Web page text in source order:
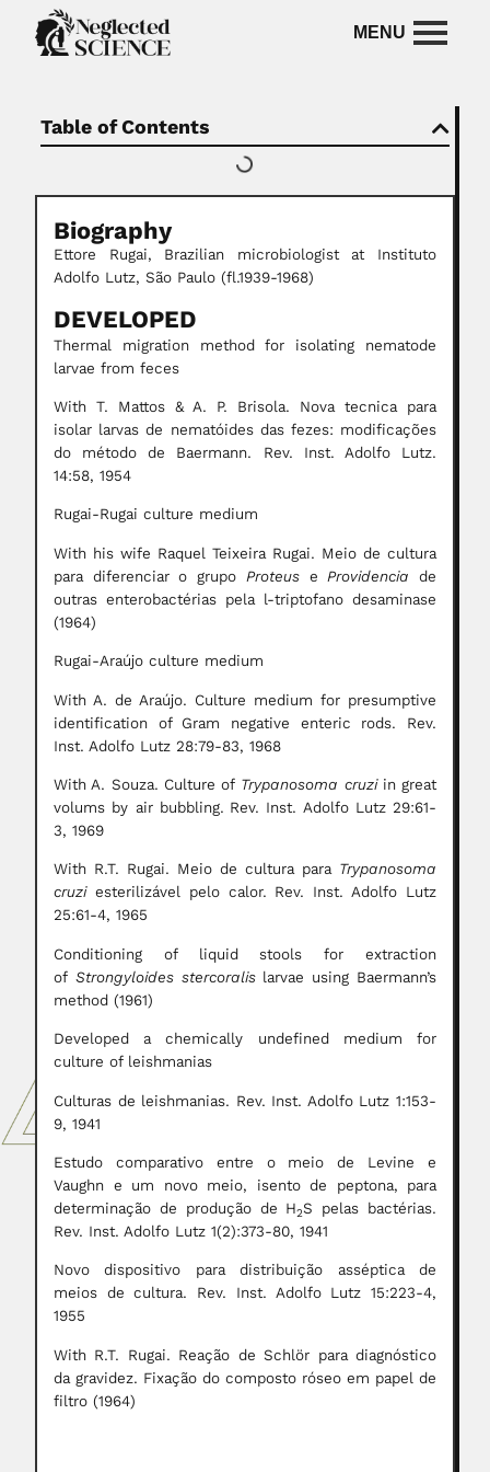
Table of Contents
Biography
Ettore Rugai, Brazilian microbiologist at Instituto
Adolfo Lutz, São Paulo (fl.1939-1968)
DEVELOPED
Thermal migration method for isolating nematode
larvae from feces
With T. Mattos & A. P. Brisola. Nova tecnica para
isolar larvas de nematóides das fezes: modificações
do método de Baermann. Rev. Inst. Adolfo Lutz.
14:58, 1954
Rugai-Rugai culture medium
With his wife Raquel Teixeira Rugai. Meio de cultura
para diferenciar o grupo ProteuseProvidencia de
outras enterobactérias pela l-triptofano desaminase
(1964)
Rugai-Araújo culture medium
With A. de Araújo. Culture medium for presumptive
identification of Gram negative enteric rods. Rev.
Inst. Adolfo Lutz 28:79-83, 1968
With A. Souza. Culture of Trypanosoma cruziin great
volums by air bubbling. Rev. Inst. Adolfo Lutz 29:61-
3, 1969
With R.T. Rugai. Meio de cultura para Trypanosoma
cruziesterilizável pelo calor. Rev. Inst. Adolfo Lutz
25:61-4, 1965
Conditioning of liquid stools for extraction
of Strongyloides stercoralislarvae using Baermann’s
method (1961)
Developed a chemically undefined medium for
culture of leishmanias
Culturas de leishmanias. Rev. Inst. Adolfo Lutz 1:153-
9, 1941
Estudo comparativo entre o meio de Levine e
Vaughn e um novo meio, isento de peptona, para
determinação de produção de H2S pelas bactérias.
Rev. Inst. Adolfo Lutz 1(2):373-80, 1941
Novo dispositivo para distribuição asséptica de
meios de cultura. Rev. Inst. Adolfo Lutz 15:223-4,
1955
With R.T. Rugai. Reação de Schlör para diagnóstico
da gravidez. Fixação do composto róseo em papel de
filtro (1964)